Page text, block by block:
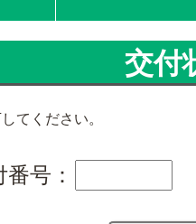
交付
てください。
番号：